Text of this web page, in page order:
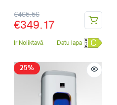
€465.56
€349.17
Ir Noliktavā Datu lapa C
25%